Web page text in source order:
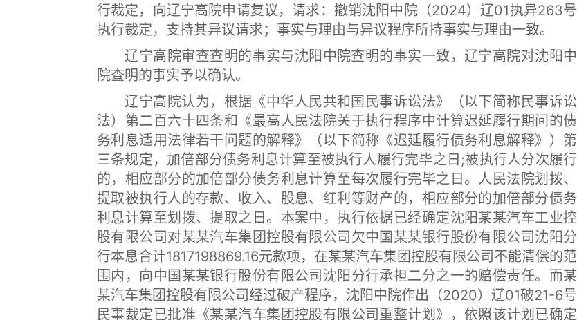
行裁定，向辽宁高院申请复议，请求：撤销沈阳中院（2024）辽01执异263号
执行裁定，支持其异议请求；事实与理由与异议程序所持事实与理由一致。
辽宁高院审查查明的事实与沈阳中院查明的事实一致，辽宁高院对沈阳中
院查明的事实予以确认。
辽宁高院认为，根据《中华人民共和国民事诉讼法》（以下简称民事诉讼
法）第二百六十四条和《最高人民法院关于执行程序中计算迟延履行期间的债
务利息适用法律若干问题的解释》（以下简称《迟延履行债务利息解释》）第
三条规定，加倍部分债务利息计算至被执行人履行完毕之日;被执行人分次履行
的，相应部分的加倍部分债务利息计算至每次履行完毕之日。人民法院划拨、
提取被执行人的存款、收入、股息、红利等财产的，相应部分的加倍部分债务
利息计算至划拨、提取之日。本案中，执行依据已经确定沈阳某某汽车工业控
股有限公司对某某汽车集团控股有限公司欠中国某某银行股份有限公司沈阳分
行本息合计1817198869.16元款项，在某某汽车集团控股有限公司不能清偿的范
围内，向中国某某银行股份有限公司沈阳分行承担二分之一的赔偿责任。而某
某汽车集团控股有限公司经过破产程序，沈阳中院作出（2020）辽01破21-6号
民事裁定已批准《某某汽车集团控股有限公司重整计划》，依照该计划已确定